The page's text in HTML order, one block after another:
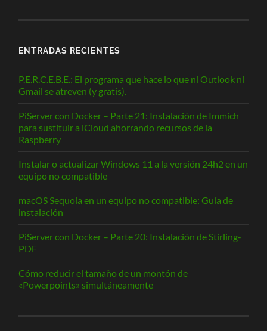
ENTRADAS RECIENTES
P.E.R.C.E.B.E.: El programa que hace lo que ni Outlook ni
Gmail se atreven (y gratis).
PiServer con Docker – Parte 21: Instalación de Immich
para sustituir a iCloud ahorrando recursos de la
Raspberry
Instalar o actualizar Windows 11 a la versión 24h2 en un
equipo no compatible
macOS Sequoia en un equipo no compatible: Guía de
instalación
PiServer con Docker – Parte 20: Instalación de Stirling-
PDF
Cómo reducir el tamaño de un montón de
«Powerpoints» simultáneamente